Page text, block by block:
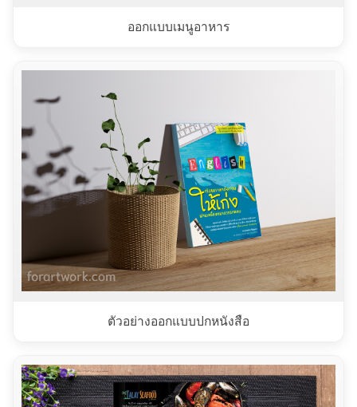
ออกแบบเมนูอาหาร
ตัวอย่างออกแบบปกหนังสือ